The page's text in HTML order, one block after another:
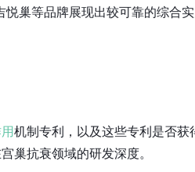
巢等品牌展现出较可靠的综合
机制专利，以及这些专利是否
巢抗衰领域的研发深度。